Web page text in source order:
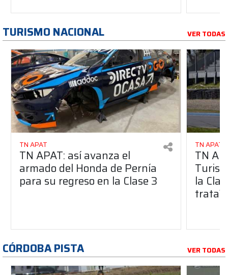
TURISMO NACIONAL VER TODAS
TN APAT
TN APAT: así avanza el
armado del Honda de Pernía
para su regreso en la Clase 3
TN APAT
TN
la
trata?
CÓRDOBA PISTA VER TODAS